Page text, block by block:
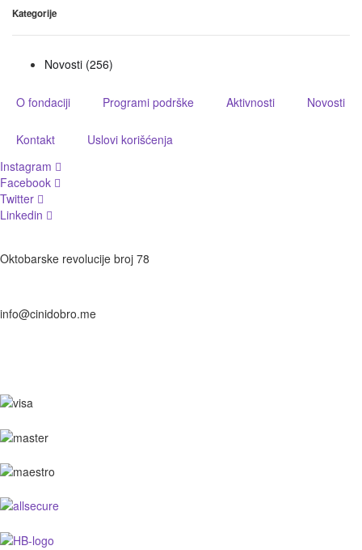
Kategorije
Novosti (256)
O fondaciji Programi podrške Aktivnosti Novosti
Kontakt
Uslovi korišćenja
Instagram
Facebook
Twitter
Linkedin
Oktobarske revolucije broj 78
info@cinidobro.me